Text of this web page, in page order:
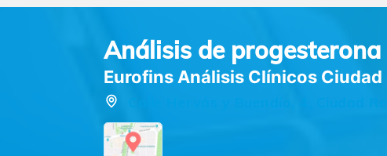
Análisis de progesterona
Eurofins Análisis Clínicos Ciudad